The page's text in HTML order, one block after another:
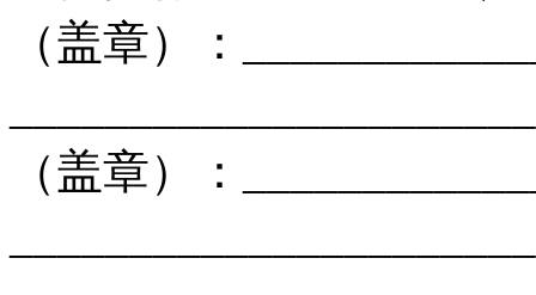
（盖章）：
（盖章）：